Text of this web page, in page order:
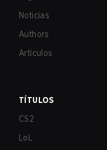
Noticias
Authors
Artículos
TÍTULOS
CS2
LoL